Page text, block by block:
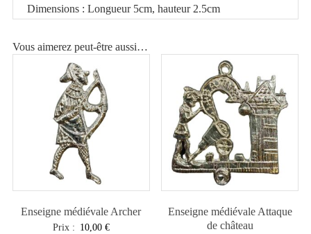
Dimensions : Longueur 5cm, hauteur 2.5cm
Vous aimerez peut-être aussi…
Enseigne médiévale Archer
Prix : 10,00 €
Enseigne médiévale Attaque
de château